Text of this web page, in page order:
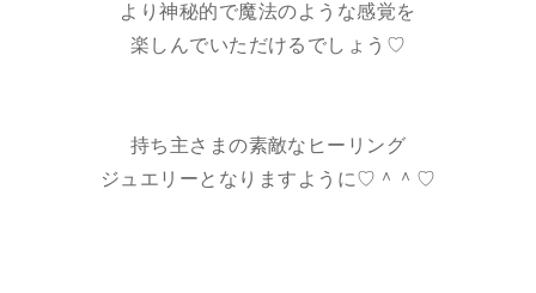
より神秘的で魔法のような感覚を
楽しんでいただけるでしょう♡
持ち主さまの素敵なヒーリング
ジュエリーとなりますように♡＾＾♡